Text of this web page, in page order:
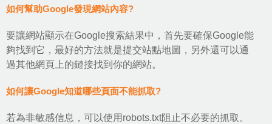
如何幫助Google發現網站內容?
要讓網站顯示在Google搜索結果中，首先要確保Google能
夠找到它，最好的方法就是提交站點地圖，另外還可以通
過其他網頁上的鏈接找到你的網站。
如何讓Google知道哪些頁面不能抓取?
若為非敏感信息，可以使用robots.txt阻止不必要的抓取。